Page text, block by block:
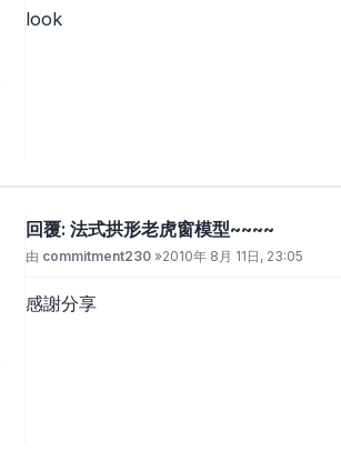
look
回覆: 法式拱形老虎窗模型~~~~
文章
由 commitment230 »2010年 8月 11日, 23:05
感謝分享